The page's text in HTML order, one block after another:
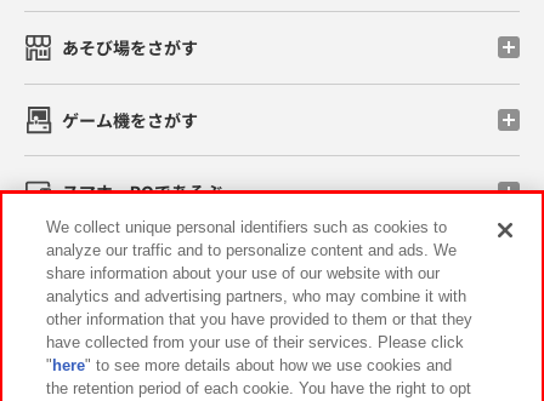
あそび場をさがす
ゲーム機をさがす
スマホ・PCであそぶ
イベント・キャンペーン
関連会社 サステナビリティ サイトポリシー
We collect unique personal identifiers such as cookies to
analyze our traffic and to personalize content and ads. We
share information about your use of our website with our
analytics and advertising partners, who may combine it with
other information that you have provided to them or that they
have collected from your use of their services. Please click
" here" to see more details about how we use cookies and
the retention period of each cookie. You have the right to opt